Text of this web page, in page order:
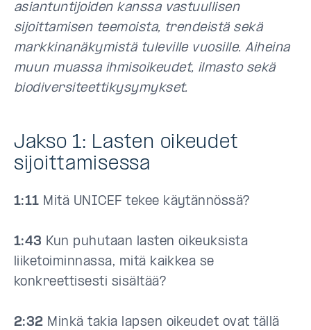
asiantuntijoiden kanssa vastuullisen
sijoittamisen teemoista, trendeistä sekä
markkinanäkymistä tuleville vuosille. Aiheina
muun muassa ihmisoikeudet, ilmasto sekä
biodiversiteettikysymykset.
Jakso 1: Lasten oikeudet
sijoittamisessa
1:11 Mitä UNICEF tekee käytännössä?
1:43 Kun puhutaan lasten oikeuksista
liiketoiminnassa, mitä kaikkea se
konkreettisesti sisältää?
2:32 Minkä takia lapsen oikeudet ovat tällä